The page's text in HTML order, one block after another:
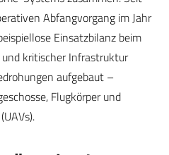
Abfangvorgang im Jahr
Einsatzbilanz beim
kritischer Infrastruktur
aufgebaut –
Flugkörper und